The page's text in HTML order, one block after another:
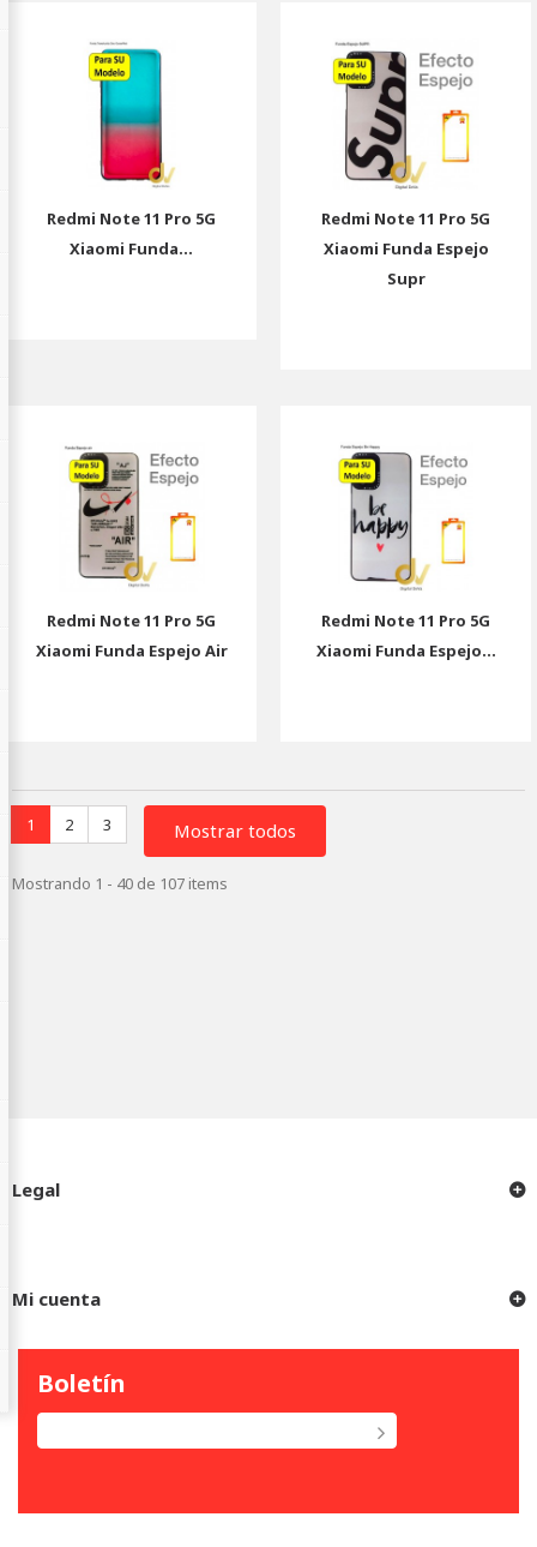
Redmi Note 11 Pro 5G
Xiaomi Funda...
Redmi Note 11 Pro 5G
Xiaomi Funda Espejo
Supr
Redmi Note 11 Pro 5G
Xiaomi Funda Espejo Air
Redmi Note 11 Pro 5G
Xiaomi Funda Espejo...
Mostrar todos
1 2 3
Mostrando 1 - 40 de 107 items
Legal
Mi cuenta
Boletín